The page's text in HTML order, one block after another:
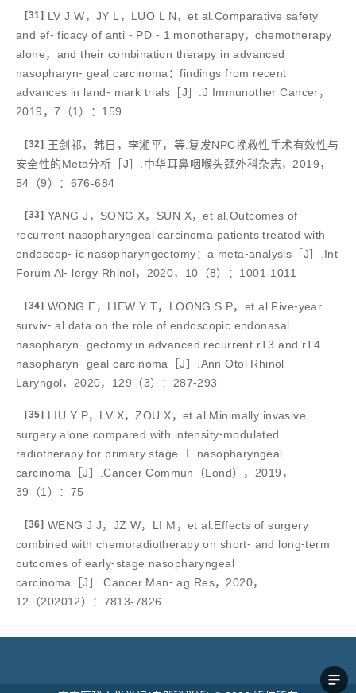
[31] LV J W，JY L，LUO L N，et al.Comparative safety
and ef⁃ ficacy of anti ⁃ PD ⁃ 1 monotherapy，chemotherapy
alone，and their combination therapy in advanced
nasopharyn⁃ geal carcinoma：findings from recent
advances in land⁃ mark trials［J］.J Immunother Cancer，
2019，7（1）：159
[32] 王剑祁，韩日，李湘平，等.复发NPC挽救性手术有效性与
安全性的Meta分析［J］.中华耳鼻咽喉头颈外科杂志，2019，
54（9）：676-684
[33] YANG J，SONG X，SUN X，et al.Outcomes of
recurrent nasopharyngeal carcinoma patients treated with
endoscop⁃ ic nasopharyngectomy：a meta⁃analysis［J］.Int
Forum Al⁃ lergy Rhinol，2020，10（8）：1001-1011
[34] WONG E，LIEW Y T，LOONG S P，et al.Five⁃year
surviv⁃ al data on the role of endoscopic endonasal
nasopharyn⁃ gectomy in advanced recurrent rT3 and rT4
nasopharyn⁃ geal carcinoma［J］.Ann Otol Rhinol
Laryngol，2020，129（3）：287-293
[35] LIU Y P，LV X，ZOU X，et al.Minimally invasive
surgery alone compared with intensity⁃modulated
radiotherapy for primary stage Ⅰ nasopharyngeal
carcinoma［J］.Cancer Commun（Lond），2019，
39（1）：75
[36] WENG J J，JZ W，LI M，et al.Effects of surgery
combined with chemoradiotherapy on short⁃ and long⁃term
outcomes of early⁃stage nasopharyngeal
carcinoma［J］.Cancer Man⁃ ag Res，2020，
12（202012）：7813-7826